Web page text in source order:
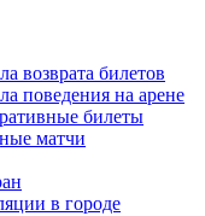
возврата билетов
поведения на арене
билеты
матчи
в городе